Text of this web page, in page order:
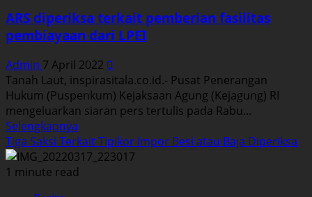
Dan
TWP
Diperiksa.
ARS diperiksa terkait pemberian fasilitas
pembiayaan dari LPEI
Admin 7 April 2022 0
Tanah Laut, inspirasitala.co.id.- Pusat Penerangan
Hukum (Puspenkum) Kejaksaan Agung (Kejagung) RI
mengeluarkan siaran pers tertulis pada Rabu...
Selengkapnya
more
about
ARS
Tiga Saksi Terkait Tipikor Impor Besi atau Baja Diperiksa
1 minute read